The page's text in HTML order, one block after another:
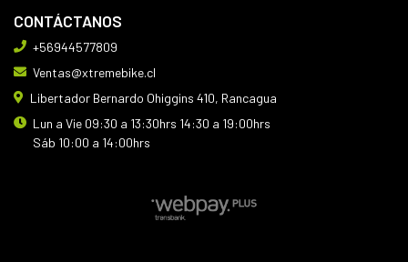
CONTÁCTANOS
+56944577809
Ventas@xtremebike.cl
Libertador Bernardo Ohiggins 410, Rancagua
Lun a Vie 09:30 a 13:30hrs 14:30 a 19:00hrs
Sáb 10:00 a 14:00hrs